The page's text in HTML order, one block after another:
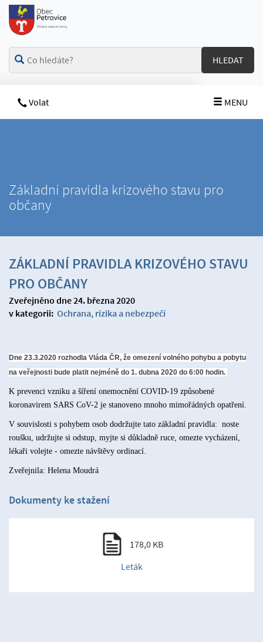
HLEDAT
MENU
Volat
Základní pravidla krizového stavu pro
občany
ZÁKLADNÍ PRAVIDLA KRIZOVÉHO STAVU
PRO OBČANY
Zveřejněno dne 24. března 2020
v kategorii: Ochrana, rizika a nebezpečí
Dne 23.3.2020 rozhodla Vláda ČR, že omezení volného pohybu a pobytu
na veřejnosti bude platit nejméně do 1. dubna 2020 do 6:00 hodin.
K prevenci vzniku a šíření onemocnění COVID-19 způsobené
koronavirem SARS CoV-2 je stanoveno mnoho mimořádných opatření.
V souvislosti s pohybem osob dodržujte tato základní pravidla: noste
roušku, udržujte si odstup, myjte si důkladně ruce, omezte vycházení,
lékaři volejte - omezte návštěvy ordinací.
Zveřejnila: Helena Moudrá
Dokumenty ke stažení
178,0 KB
Leták